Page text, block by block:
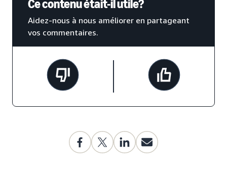
Ce contenu était-il utile?
Aidez-nous à nous améliorer en partageant
vos commentaires.